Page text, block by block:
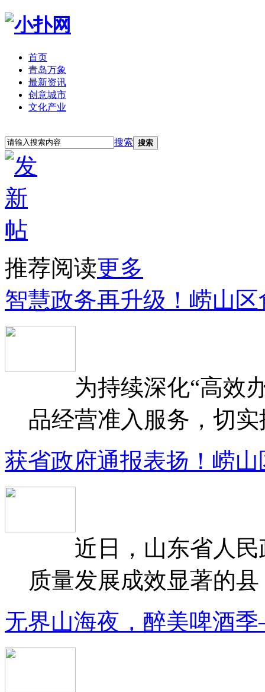
首页
青岛万象
最新资讯
创意城市
文化产业
搜索 搜索
推荐阅读更多
智慧政务再升级！崂山
为持续深化“高效办
品经营准入服务，切
获省政府通报表扬！崂
近日，山东省人民
质量发展成效显著的
无界山海夜，醉美啤酒